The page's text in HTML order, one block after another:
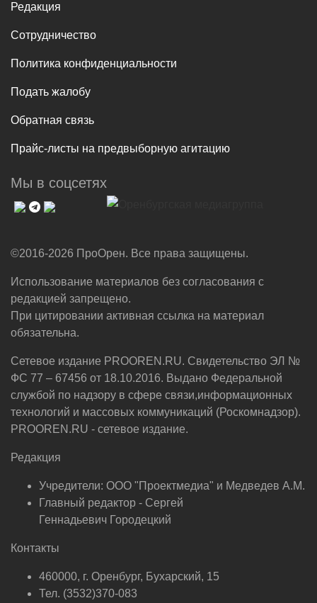
Редакция
Сотрудничество
Политика конфиденциальности
Подать жалобу
Обратная связь
Прайс-листы на предвыборную агитацию
Мы в соцсетях
©2016-2026 ПроОрен. Все права защищены.
Использование материалов без согласования с
редакцией запрещено.
При цитировании активная ссылка на материал
обязательна.
Сетевое издание PROOREN.RU. Свидетельство ЭЛ №
ФС 77 – 67456 от 18.10.2016. Выдано Федеральной
службой по надзору в сфере связи,информационных
технологий и массовых коммуникаций (Роскомнадзор).
PROOREN.RU - сетевое издание.
Редакция
Учредители: ООО "Проектмедиа" и Медведев А.М.
Главный редактор - Сергей
Геннадьевич Городецкий
Контакты
460000, г. Оренбург, Бухарский, 15
Тел. (3532)370-083